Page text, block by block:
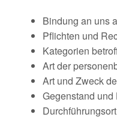
Bindung an uns
Pflichten und
Kategorien
Art der
Art und Zweck
Gegenstand